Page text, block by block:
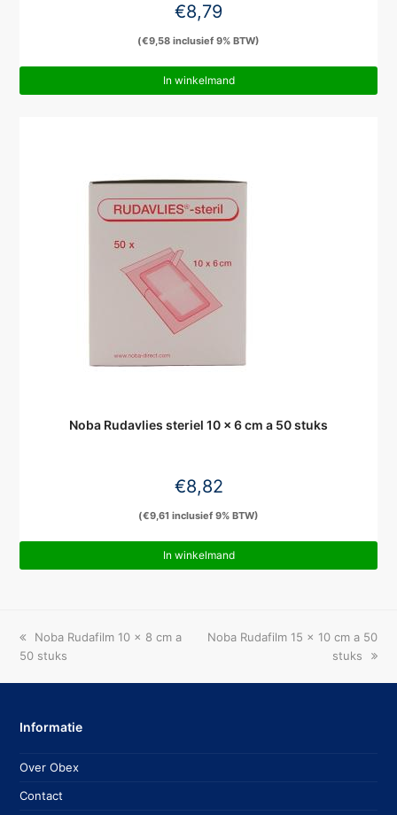
€8,79
(€9,58 inclusief 9% BTW)
In winkelmand
Noba Rudavlies steriel 10 x 6 cm a 50 stuks
€8,82
(€9,61 inclusief 9% BTW)
In winkelmand
previous
post:
Noba Rudafilm 10 x 8 cm a
50 stuks
next
Noba Rudafilm 15 x 10 cm a 50
stuks
Informatie
Over Obex
Contact